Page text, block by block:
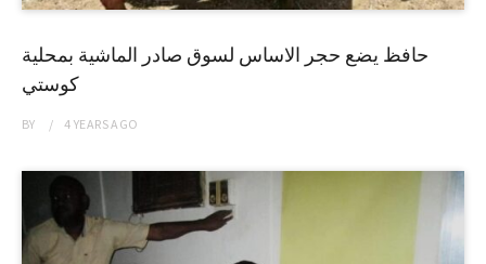
حافظ يضع حجر الاساس لسوق صادر الماشية بمحلية
كوستي
BY 4 YEARSAGO